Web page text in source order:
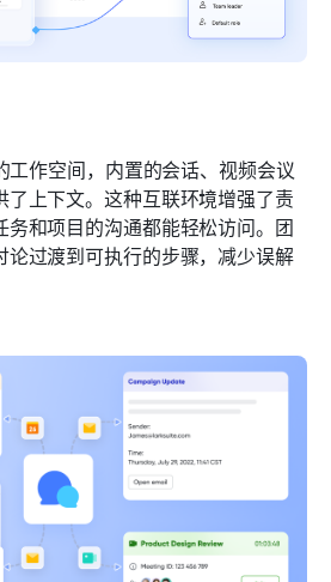
工作空间，内置的会话、视频会议
了上下文。这种互联环境增强了责
和项目的沟通都能轻松访问。团
论过渡到可执行的步骤，减少误解